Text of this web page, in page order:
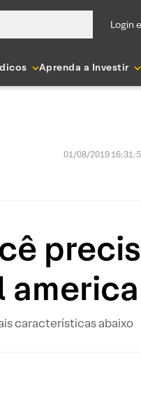
login
Aprenda a Investir
01/08/2019
características abaixo